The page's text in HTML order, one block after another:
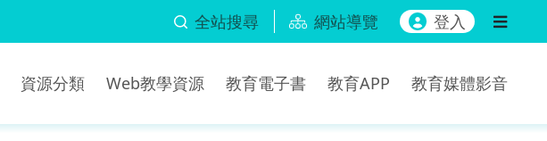
全站搜尋 網站導覽 登入
資源分類 Web教學資源 教育電子書 教育APP 教育媒體影音